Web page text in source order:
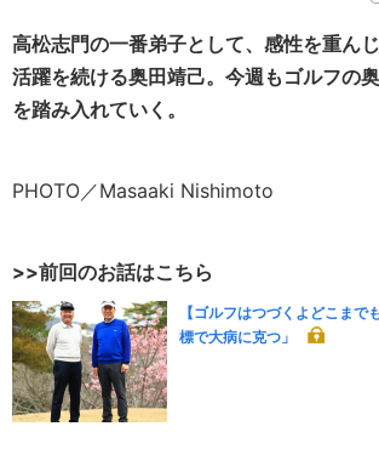
高松志門の一番弟子として、感性を重ん
活躍を続ける奥田靖己。今週もゴルフの
を踏み入れていく。
PHOTO／Masaaki Nishimoto
>>前回のお話はこちら
【ゴルフはつづくよどこま
標で大病に克つ」